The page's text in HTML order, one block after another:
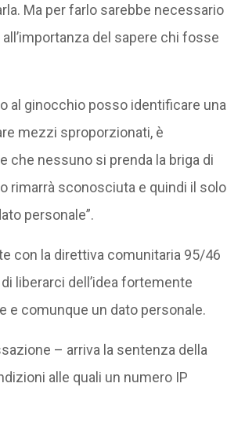
Ma per farlo sarebbe necessario
del sapere chi fosse
al ginocchio posso identificare una
mezzi sproporzionati, è
che nessuno si prenda la briga di
rimarrà sconosciuta e quindi il solo
personale”.
con la direttiva comunitaria 95/46
liberarci dell’idea fortemente
e comunque un dato personale.
– arriva la sentenza della
alle quali un numero IP